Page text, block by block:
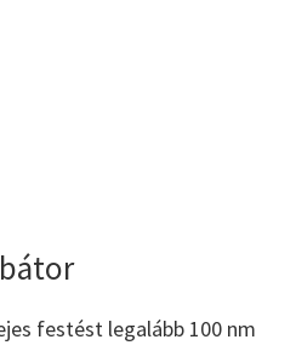
festést legalább 100 nm